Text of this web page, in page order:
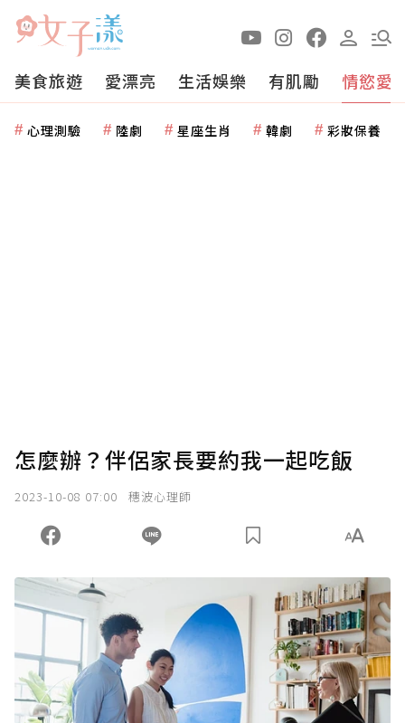
美食旅遊 愛漂亮 生活娛樂 有肌勵 情慾愛
心理測驗 陸劇 星座生肖 韓劇 彩妝保養
怎麼辦？伴侶家長要約我一起吃飯
2023-10-08 07:00 穗波心理師